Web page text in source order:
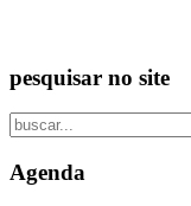
pesquisar no site
Agenda